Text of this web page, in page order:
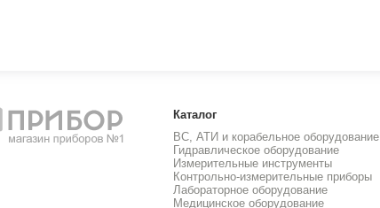
Каталог
ВС, АТИ и корабельное оборудование
Гидравлическое оборудование
Измерительные инструменты
Контрольно-измерительные приборы
Лабораторное оборудование
Медицинское оборудование